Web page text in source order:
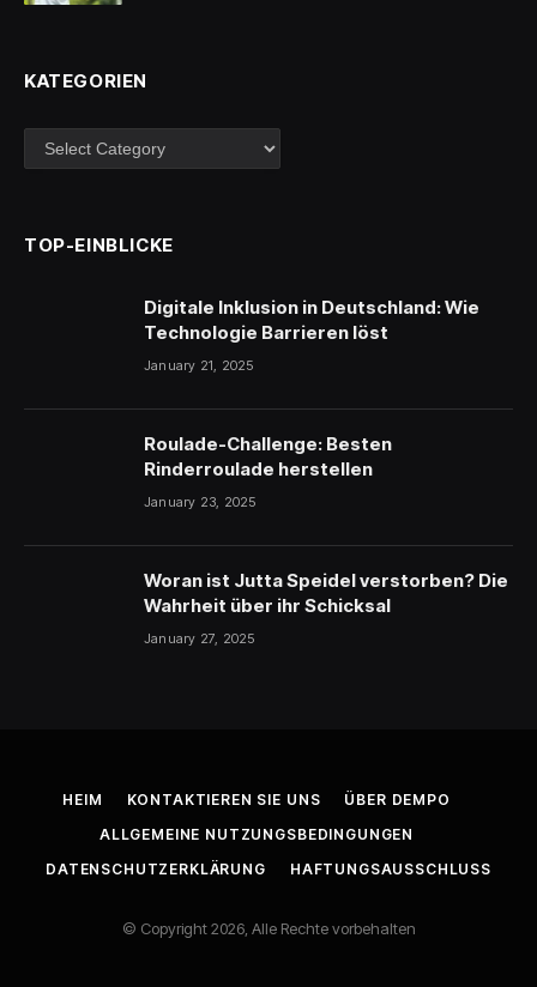
KATEGORIEN
Kategorien
TOP-EINBLICKE
Digitale Inklusion in Deutschland: Wie
Technologie Barrieren löst
January 21, 2025
Roulade-Challenge: Besten
Rinderroulade herstellen
January 23, 2025
Woran ist Jutta Speidel verstorben? Die
Wahrheit über ihr Schicksal
January 27, 2025
HEIM KONTAKTIEREN SIE UNS
ÜBER DEMPO
ALLGEMEINE NUTZUNGSBEDINGUNGEN
DATENSCHUTZERKLÄRUNG
HAFTUNGSAUSSCHLUSS
© Copyright 2026, Alle Rechte vorbehalten